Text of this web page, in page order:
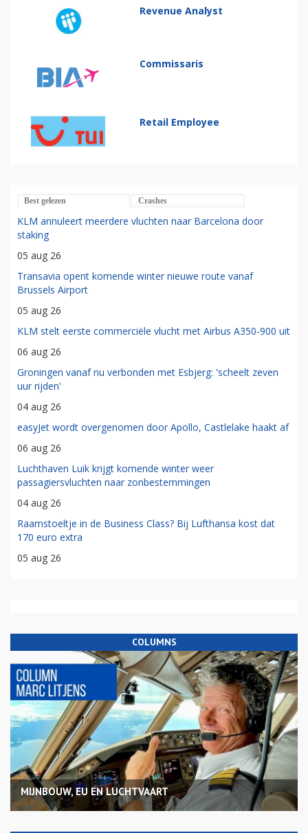
Revenue Analyst
Commissaris
Retail Employee
Best gelezen Crashes
KLM annuleert meerdere vluchten naar Barcelona door
staking
05 aug 26
Transavia opent komende winter nieuwe route vanaf
Brussels Airport
05 aug 26
KLM stelt eerste commerciële vlucht met Airbus A350-900 uit
06 aug 26
Groningen vanaf nu verbonden met Esbjerg: 'scheelt zeven
uur rijden'
04 aug 26
easyJet wordt overgenomen door Apollo, Castlelake haakt af
06 aug 26
Luchthaven Luik krijgt komende winter weer
passagiersvluchten naar zonbestemmingen
04 aug 26
Raamstoeltje in de Business Class? Bij Lufthansa kost dat
170 euro extra
05 aug 26
COLUMNS
MIJNBOUW, EU EN LUCHTVAART